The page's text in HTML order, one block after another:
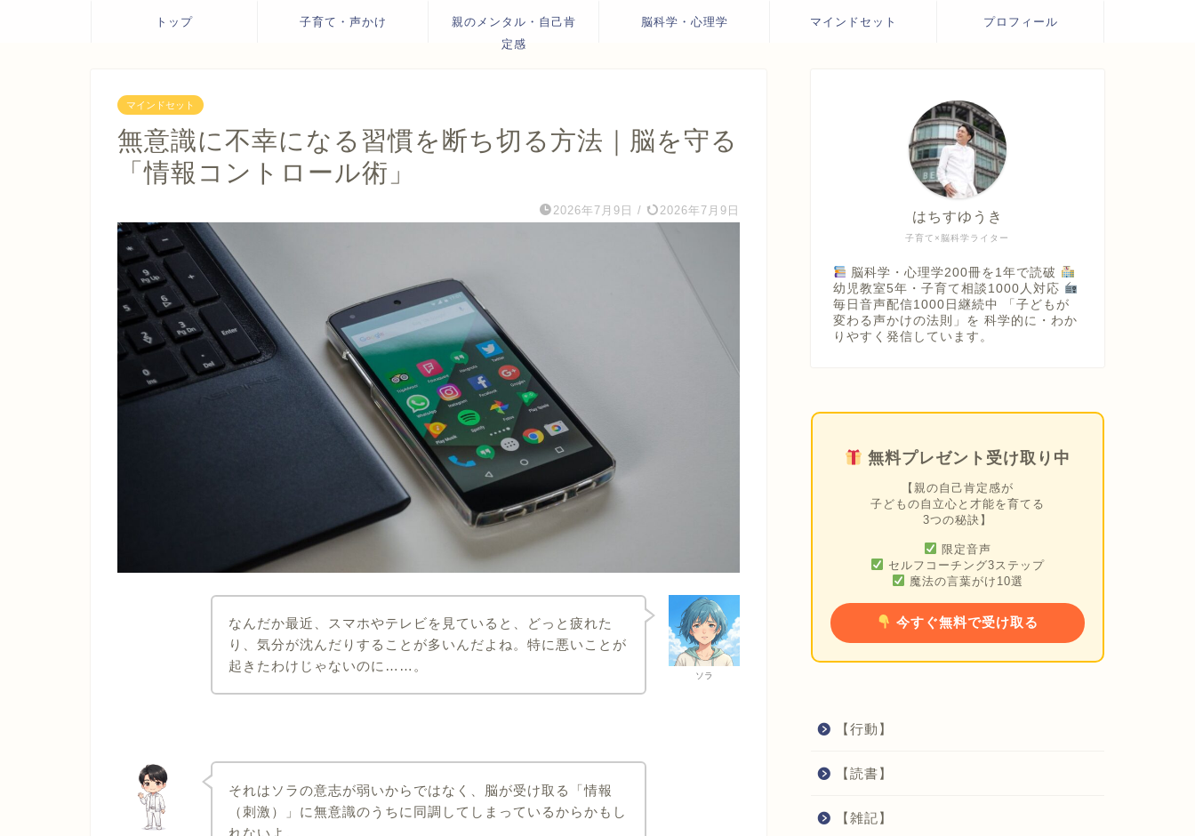
トップ 子育て・声かけ
親のメンタル・自己肯
定感
脳科学・心理学 マインドセット プロフィール
マインドセット
無意識に不幸になる習慣を断ち切る方法｜脳を守る
「情報コントロール術」
2026年7月9日 / 2026年7月9日
ソラ
なんだか最近、スマホやテレビを見ていると、どっと疲れた
り、気分が沈んだりすることが多いんだよね。特に悪いことが
起きたわけじゃないのに……。
それはソラの意志が弱いからではなく、脳が受け取る「情報
（刺激）」に無意識のうちに同調してしまっているからかもし
れないよ。
子育て×脳科学ライター
はちすゆうき
脳科学・心理学200冊を1年で読破
幼児教室5年・子育て相談1000人対応
毎日音声配信1000日継続中 「子どもが
変わる声かけの法則」を 科学的に・わか
りやすく発信しています。
無料プレゼント受け取り中
【親の自己肯定感が
子どもの自立心と才能を育てる
3つの秘訣】
限定音声
セルフコーチング3ステップ
魔法の言葉がけ10選
今すぐ無料で受け取る
【行動】
【読書】
【雑記】